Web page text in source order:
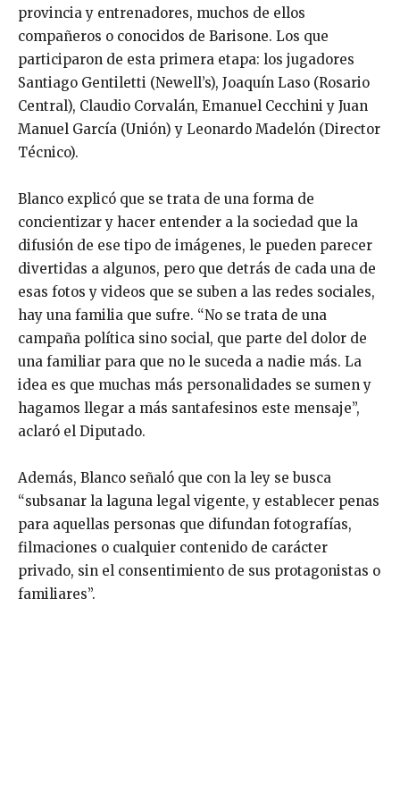
provincia y entrenadores, muchos de ellos
compañeros o conocidos de Barisone. Los que
participaron de esta primera etapa: los jugadores
Santiago Gentiletti (Newell’s), Joaquín Laso (Rosario
Central), Claudio Corvalán, Emanuel Cecchini y Juan
Manuel García (Unión) y Leonardo Madelón (Director
Técnico).
Blanco explicó que se trata de una forma de
concientizar y hacer entender a la sociedad que la
difusión de ese tipo de imágenes, le pueden parecer
divertidas a algunos, pero que detrás de cada una de
esas fotos y videos que se suben a las redes sociales,
hay una familia que sufre. “No se trata de una
campaña política sino social, que parte del dolor de
una familiar para que no le suceda a nadie más. La
idea es que muchas más personalidades se sumen y
hagamos llegar a más santafesinos este mensaje”,
aclaró el Diputado.
Además, Blanco señaló que con la ley se busca
“subsanar la laguna legal vigente, y establecer penas
para aquellas personas que difundan fotografías,
filmaciones o cualquier contenido de carácter
privado, sin el consentimiento de sus protagonistas o
familiares”.